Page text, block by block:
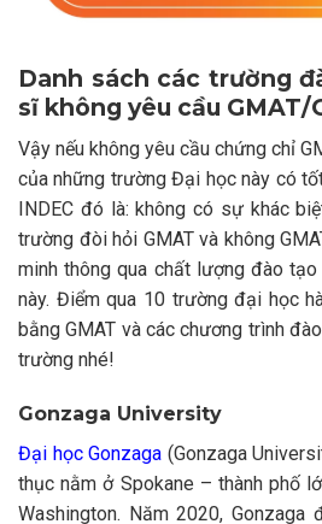
Danh sách các trường
sĩ không yêu cầu GMAT/
Vậy nếu không yêu cầu chứng chỉ
của những trường Đại học này có
INDEC đó là: không có sự khác
trường đòi hỏi GMAT và không
minh thông qua chất lượng đào
này. Điểm qua 10 trường đại học
bằng GMAT và các chương trình
trường nhé!
Gonzaga University
Đại học Gonzaga (Gonzaga
thục nằm ở Spokane – thành phố
Washington. Năm 2020, Gonzaga